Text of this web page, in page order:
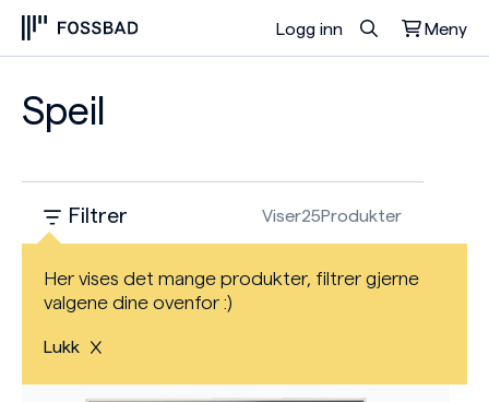
Logg inn Meny
Du har ingen produkter i handlekurven.
Speil
Filtrer Viser25Produkter
Her vises det mange produkter, filtrer gjerne
valgene dine ovenfor :)
Lukk
Nyhet